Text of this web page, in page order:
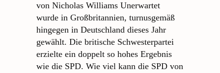
von Nicholas Williams Unerwartet
wurde in Großbritannien, turnusgemäß
hingegen in Deutschland dieses Jahr
gewählt. Die britische Schwesterpartei
erzielte ein doppelt so hohes Ergebnis
wie die SPD. Wie viel kann die SPD von